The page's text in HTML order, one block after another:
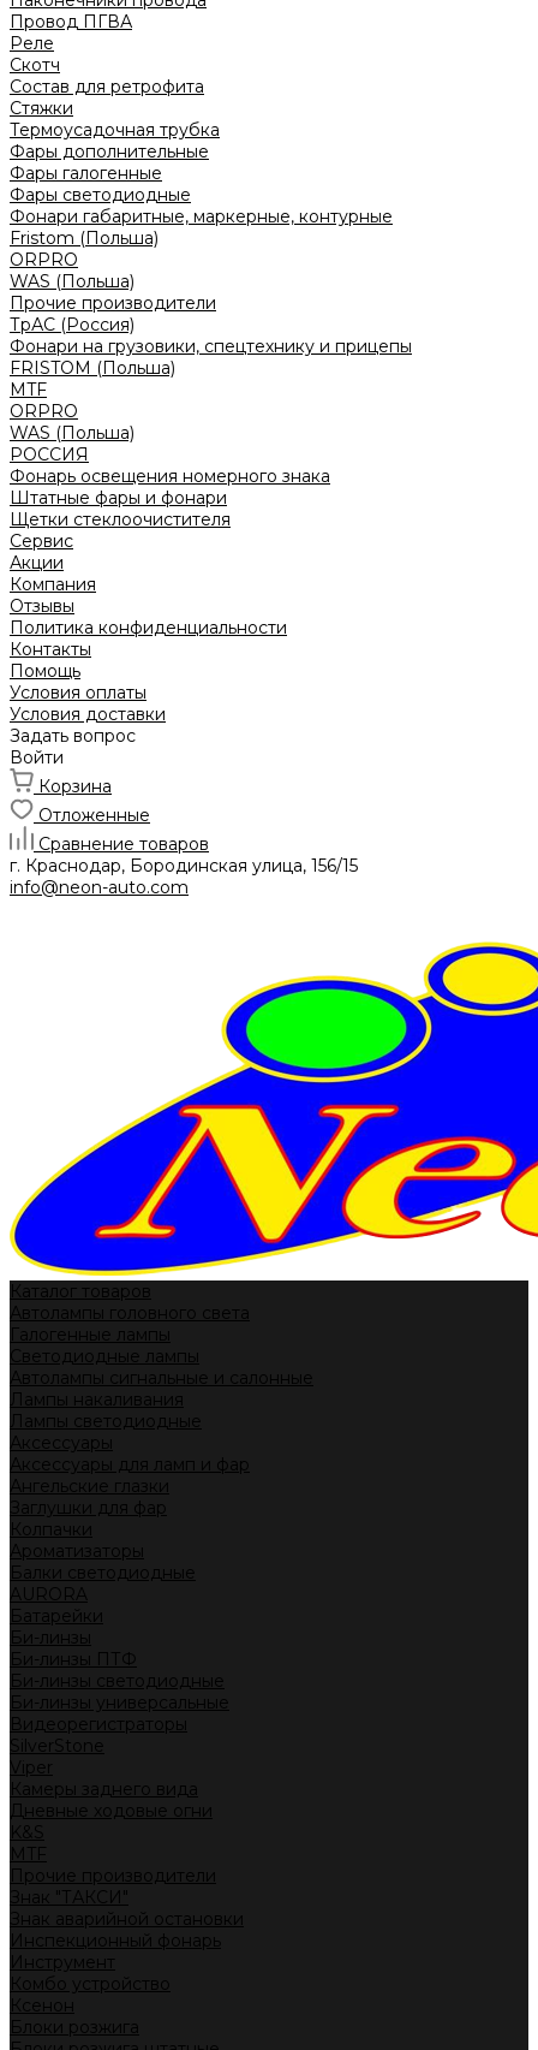
Провод ПГВА
Реле
Скотч
Состав для ретрофита
Стяжки
Термоусадочная трубка
Фары дополнительные
Фары галогенные
Фары светодиодные
Фонари габаритные, маркерные, контурные
Fristom (Польша)
ORPRO
WAS (Польша)
Прочие производители
ТрАС (Россия)
Фонари на грузовики, спецтехнику и прицепы
FRISTOM (Польша)
MTF
ORPRO
WAS (Польша)
РОССИЯ
Фонарь освещения номерного знака
Штатные фары и фонари
Щетки стеклоочистителя
Сервис
Акции
Компания
Отзывы
Политика конфиденциальности
Контакты
Помощь
Условия оплаты
Условия доставки
Задать вопрос
Войти
Корзина
Отложенные
Сравнение товаров
г. Краснодар, Бородинская улица, 156/15
info@neon-auto.com
Каталог товаров
Автолампы головного света
Галогенные лампы
Светодиодные лампы
Автолампы сигнальные и салонные
Лампы накаливания
Лампы светодиодные
Аксессуары
Аксессуары для ламп и фар
Ангельские глазки
Заглушки для фар
Колпачки
Ароматизаторы
Балки светодиодные
AURORA
Батарейки
Би-линзы
Би-линзы ПТФ
Би-линзы светодиодные
Би-линзы универсальные
Видеорегистраторы
SilverStone
Viper
Камеры заднего вида
Дневные ходовые огни
K&S
MTF
Прочие производители
Знак "ТАКСИ"
Знак аварийной остановки
Инспекционный фонарь
Инструмент
Комбо устройство
Ксенон
Блоки розжига